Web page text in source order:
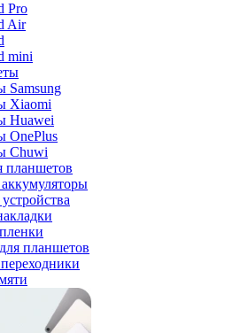
Pro
Air
mini
Samsung
Xiaomi
Huawei
OnePlus
Chuwi
планшетов
планшетов